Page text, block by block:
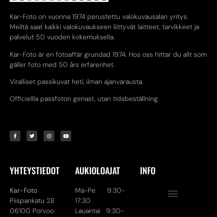
Kar-Foto on vuonna 1974 perustettu valokuvausalan yritys.
Meiltä saat kaikki valokuvaukseen liittyvät laitteet, tarvikkeet ja
palvelut 50 vuoden kokemuksella.
Kar-Foto är en fotoaffär grundad 1974. Hos oss hittar du allt som
gäller foto med 50 års erfarenhet.
Viralliset passikuvat heti, ilman ajanvarausta.
Officiellla passfoton genast, utan tidsbeställning.
YHTEYSTIEDOT
Kar-Foto
Piispankatu 28
06100 Porvoo
AUKIOLOAJAT
Ma-Pe 9:30-
17:30
Lauantai 9:30-
INFO